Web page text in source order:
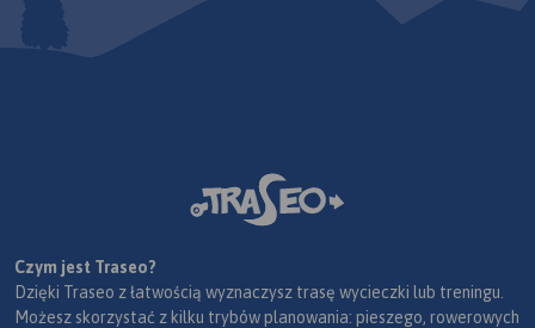
Czym jest Traseo?
Dzięki Traseo z łatwością wyznaczysz trasę wycieczki lub treningu.
Możesz skorzystać z kilku trybów planowania: pieszego, rowerowych